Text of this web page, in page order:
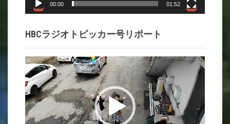
00:00 01:52
HBCラジオトピッカー号リポート
動
画
プ
レ
ー